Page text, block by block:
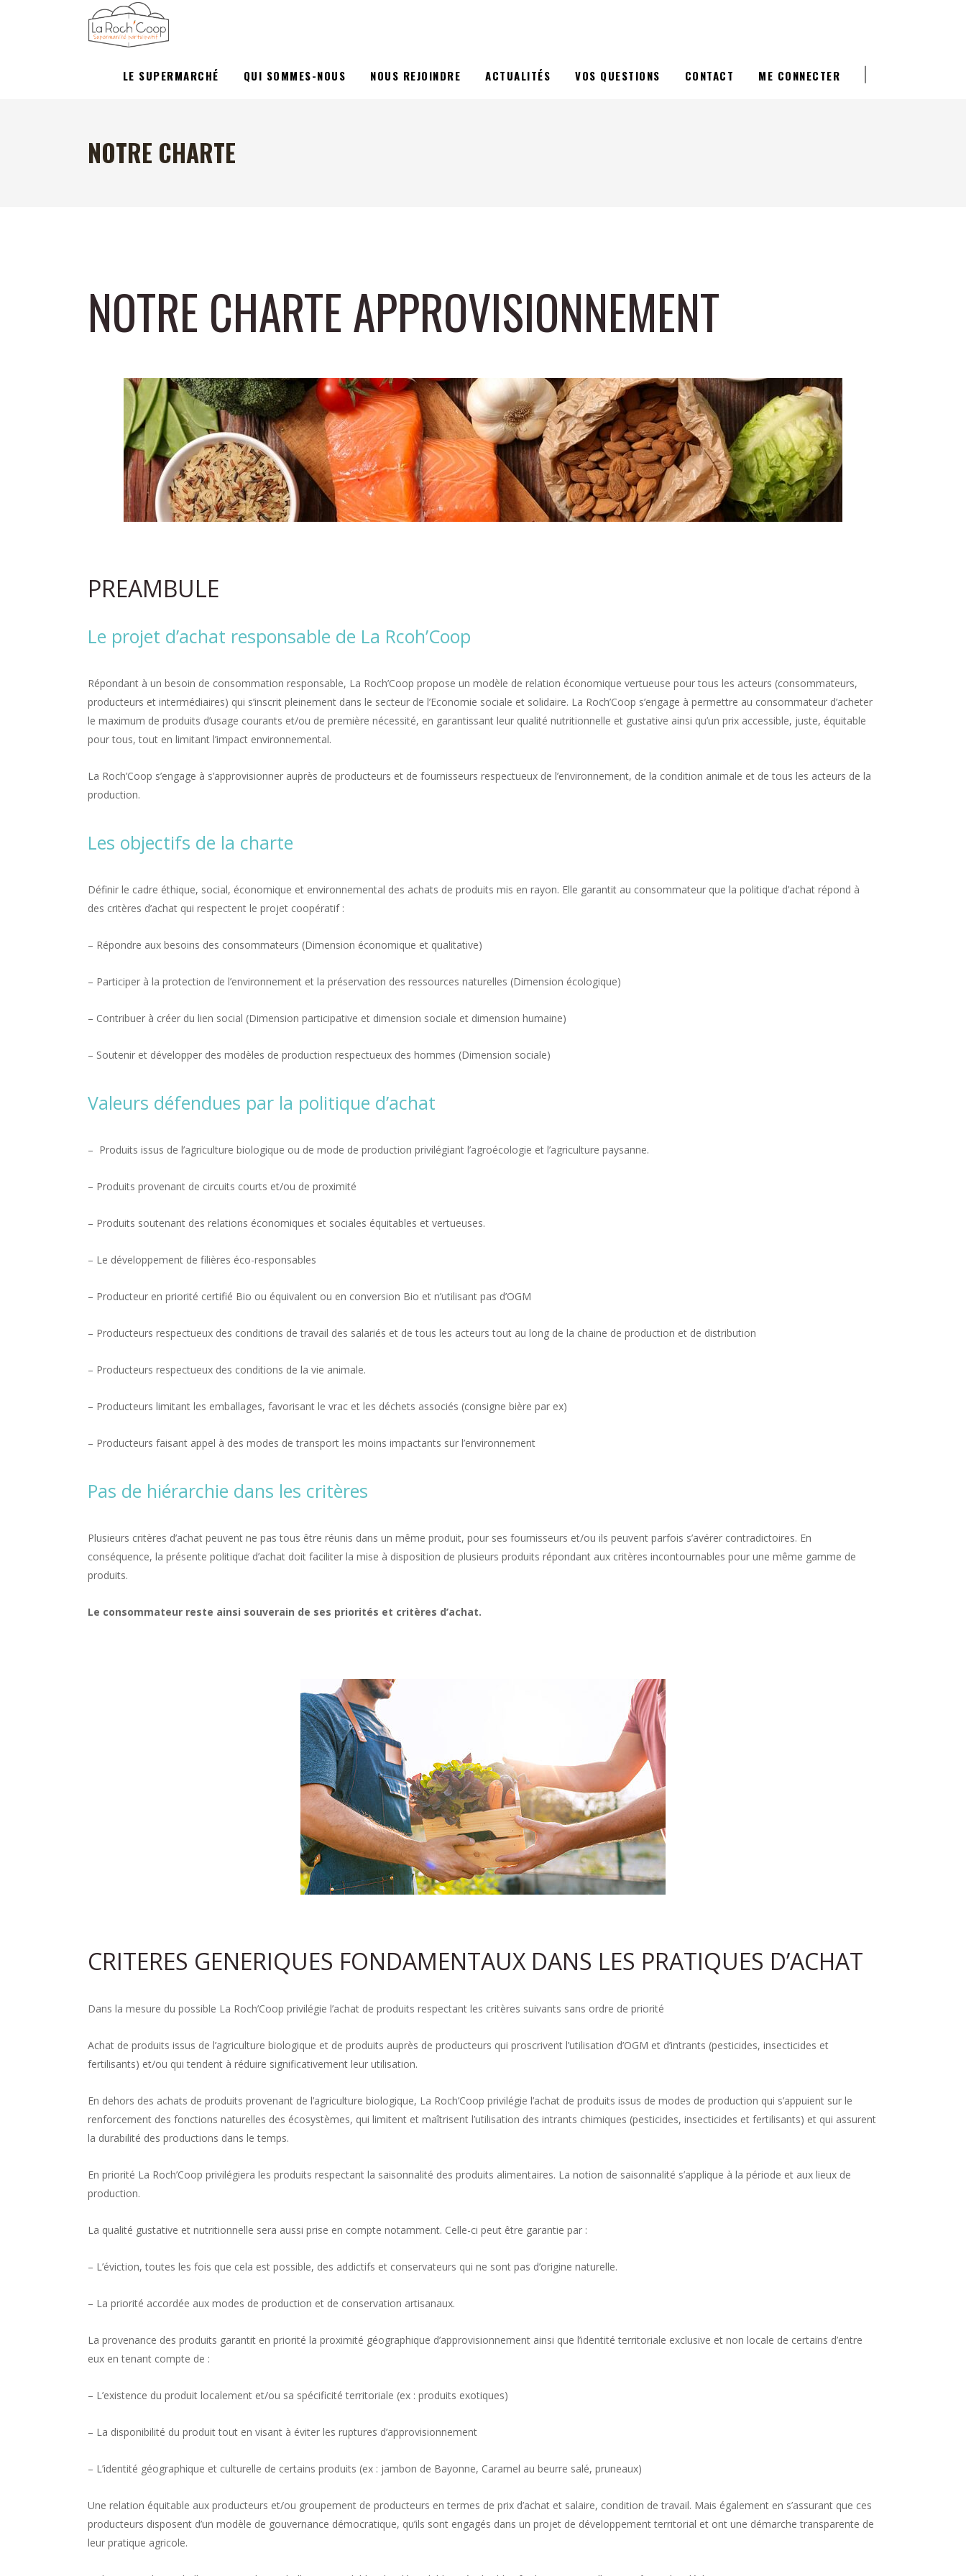
LE SUPERMARCHÉ QUI SOMMES-NOUS NOUS REJOINDRE ACTUALITÉS VOS QUESTIONS CONTACT ME CONNECTER
NOTRE CHARTE
NOTRE CHARTE APPROVISIONNEMENT
PREAMBULE
Le projet d’achat responsable de La Rcoh’Coop
Répondant à un besoin de consommation responsable, La Roch’Coop propose un modèle de relation économique vertueuse pour tous les acteurs (consommateurs,
producteurs et intermédiaires) qui s’inscrit pleinement dans le secteur de l’Economie sociale et solidaire. La Roch’Coop s’engage à permettre au consommateur d’acheter
le maximum de produits d’usage courants et/ou de première nécessité, en garantissant leur qualité nutritionnelle et gustative ainsi qu’un prix accessible, juste, équitable
pour tous, tout en limitant l’impact environnemental.
La Roch’Coop s’engage à s’approvisionner auprès de producteurs et de fournisseurs respectueux de l’environnement, de la condition animale et de tous les acteurs de la
production.
Les objectifs de la charte
Définir le cadre éthique, social, économique et environnemental des achats de produits mis en rayon. Elle garantit au consommateur que la politique d’achat répond à
des critères d’achat qui respectent le projet coopératif :
– Répondre aux besoins des consommateurs (Dimension économique et qualitative)
– Participer à la protection de l’environnement et la préservation des ressources naturelles (Dimension écologique)
– Contribuer à créer du lien social (Dimension participative et dimension sociale et dimension humaine)
– Soutenir et développer des modèles de production respectueux des hommes (Dimension sociale)
Valeurs défendues par la politique d’achat
– Produits issus de l’agriculture biologique ou de mode de production privilégiant l’agroécologie et l’agriculture paysanne.
– Produits provenant de circuits courts et/ou de proximité
– Produits soutenant des relations économiques et sociales équitables et vertueuses.
– Le développement de filières éco-responsables
– Producteur en priorité certifié Bio ou équivalent ou en conversion Bio et n’utilisant pas d’OGM
– Producteurs respectueux des conditions de travail des salariés et de tous les acteurs tout au long de la chaine de production et de distribution
– Producteurs respectueux des conditions de la vie animale.
– Producteurs limitant les emballages, favorisant le vrac et les déchets associés (consigne bière par ex)
– Producteurs faisant appel à des modes de transport les moins impactants sur l’environnement
Pas de hiérarchie dans les critères
Plusieurs critères d’achat peuvent ne pas tous être réunis dans un même produit, pour ses fournisseurs et/ou ils peuvent parfois s’avérer contradictoires. En
conséquence, la présente politique d’achat doit faciliter la mise à disposition de plusieurs produits répondant aux critères incontournables pour une même gamme de
produits.
Le consommateur reste ainsi souverain de ses priorités et critères d’achat.
CRITERES GENERIQUES FONDAMENTAUX DANS LES PRATIQUES D’ACHAT
Dans la mesure du possible La Roch’Coop privilégie l’achat de produits respectant les critères suivants sans ordre de priorité
Achat de produits issus de l’agriculture biologique et de produits auprès de producteurs qui proscrivent l’utilisation d’OGM et d’intrants (pesticides, insecticides et
fertilisants) et/ou qui tendent à réduire significativement leur utilisation.
En dehors des achats de produits provenant de l’agriculture biologique, La Roch’Coop privilégie l’achat de produits issus de modes de production qui s’appuient sur le
renforcement des fonctions naturelles des écosystèmes, qui limitent et maîtrisent l’utilisation des intrants chimiques (pesticides, insecticides et fertilisants) et qui assurent
la durabilité des productions dans le temps.
En priorité La Roch’Coop privilégiera les produits respectant la saisonnalité des produits alimentaires. La notion de saisonnalité s’applique à la période et aux lieux de
production.
La qualité gustative et nutritionnelle sera aussi prise en compte notamment. Celle-ci peut être garantie par :
– L’éviction, toutes les fois que cela est possible, des addictifs et conservateurs qui ne sont pas d’origine naturelle.
– La priorité accordée aux modes de production et de conservation artisanaux.
La provenance des produits garantit en priorité la proximité géographique d’approvisionnement ainsi que l’identité territoriale exclusive et non locale de certains d’entre
eux en tenant compte de :
– L’existence du produit localement et/ou sa spécificité territoriale (ex : produits exotiques)
– La disponibilité du produit tout en visant à éviter les ruptures d’approvisionnement
– L’identité géographique et culturelle de certains produits (ex : jambon de Bayonne, Caramel au beurre salé, pruneaux)
Une relation équitable aux producteurs et/ou groupement de producteurs en termes de prix d’achat et salaire, condition de travail. Mais également en s’assurant que ces
producteurs disposent d’un modèle de gouvernance démocratique, qu’ils sont engagés dans un projet de développement territorial et ont une démarche transparente de
leur pratique agricole.